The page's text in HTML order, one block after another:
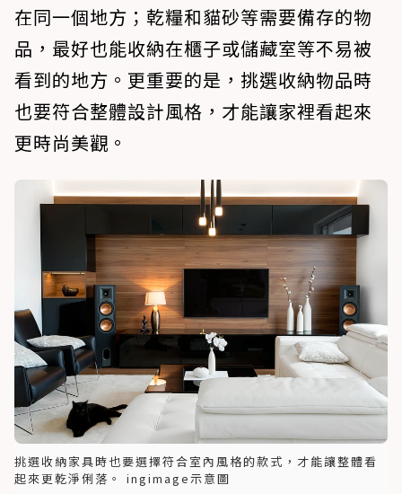
在同一個地方；乾糧和貓砂等需要備存的物
品，最好也能收納在櫃子或儲藏室等不易被
看到的地方。更重要的是，挑選收納物品時
也要符合整體設計風格，才能讓家裡看起來
更時尚美觀。
挑選收納家具時也要選擇符合室內風格的款式，才能讓整體看
起來更乾淨俐落。 ingimage示意圖